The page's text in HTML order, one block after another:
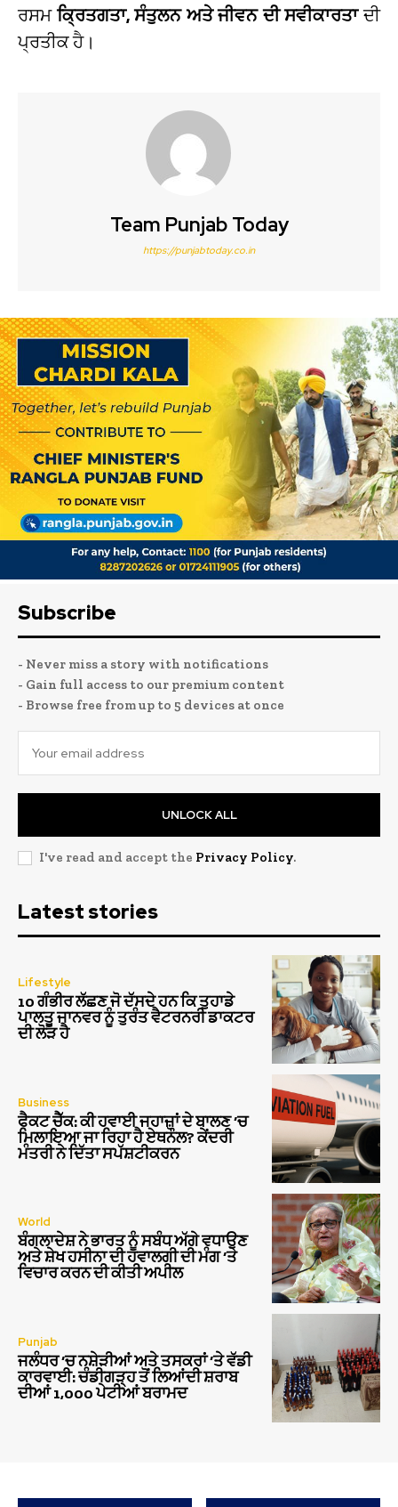
ਰਸਮਕ੍ਰਿਤਗਤਾ, ਸੰਤੁਲਨ ਅਤੇ ਜੀਵਨ ਦੀ ਸਵੀਕਾਰਤਾਦੀ
ਪ੍ਰਤੀਕ ਹੈ।
Team Punjab Today
https://punjabtoday.co.in
Subscribe
- Never miss a story with notifications
- Gain full access to our premium content
- Browse free from up to 5 devices at once
UNLOCK ALL
I've read and accept the Privacy Policy.
Latest stories
Lifestyle
10 ਗੰਭੀਰ ਲੱਛਣ ਜੋ ਦੱਸਦੇ ਹਨ ਕਿ ਤੁਹਾਡੇ
ਪਾਲਤੂ ਜਾਨਵਰ ਨੂੰ ਤੁਰੰਤ ਵੈਟਰਨਰੀ ਡਾਕਟਰ
ਦੀ ਲੋੜ ਹੈ
Business
ਫੈਕਟ ਚੈੱਕ: ਕੀ ਹਵਾਈ ਜਹਾਜ਼ਾਂ ਦੇ ਬਾਲਣ ‘ਚ
ਮਿਲਾਇਆ ਜਾ ਰਿਹਾ ਹੈ ਏਥਨੌਲ? ਕੇਂਦਰੀ
ਮੰਤਰੀ ਨੇ ਦਿੱਤਾ ਸਪੱਸ਼ਟੀਕਰਨ
World
ਬੰਗਲਾਦੇਸ਼ ਨੇ ਭਾਰਤ ਨੂੰ ਸਬੰਧ ਅੱਗੇ ਵਧਾਉਣ
ਅਤੇ ਸ਼ੇਖ ਹਸੀਨਾ ਦੀ ਹਵਾਲਗੀ ਦੀ ਮੰਗ ‘ਤੇ
ਵਿਚਾਰ ਕਰਨ ਦੀ ਕੀਤੀ ਅਪੀਲ
Punjab
ਜਲੰਧਰ ‘ਚ ਨਸ਼ੇੜੀਆਂ ਅਤੇ ਤਸਕਰਾਂ ‘ਤੇ ਵੱਡੀ
ਕਾਰਵਾਈ: ਚੰਡੀਗੜ੍ਹ ਤੋਂ ਲਿਆਂਦੀ ਸ਼ਰਾਬ
ਦੀਆਂ 1,000 ਪੇਟੀਆਂ ਬਰਾਮਦ